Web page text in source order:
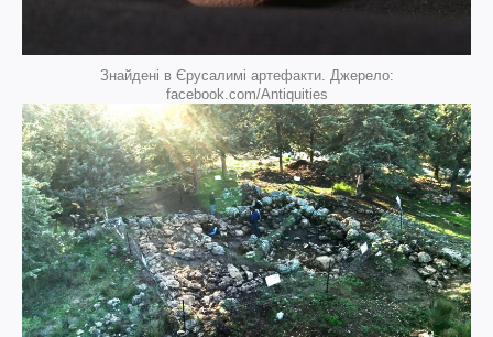
Знайдені в Єрусалимі артефакти. Джерело:
facebook.com/Antiquities